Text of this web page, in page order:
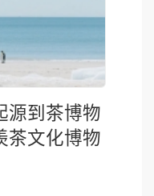
源到茶博物
茶文化博物